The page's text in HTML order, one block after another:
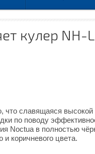
кулер
славящаяся
по поводу
Noctua в полностью
и коричневого цвета.